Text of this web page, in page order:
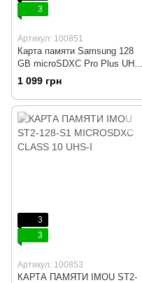
3
Артикул: 100851
Карта памяти Samsung 128
GB microSDXC Pro Plus UHS-I
U3 V30 A2 Class 10 + SD-
adapter (MB-MD128SA)
1 099 грн
3
3
Артикул: 100853
КАРТА ПАМЯТИ IMOU ST2-